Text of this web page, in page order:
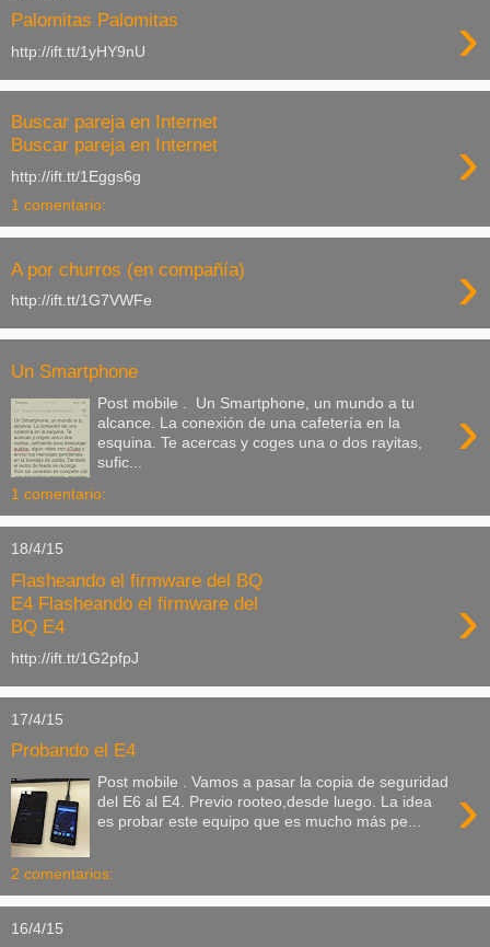
Palomitas Palomitas ›
http://ift.tt/1yHY9nU
Buscar pareja en Internet
Buscar pareja en Internet
›
http://ift.tt/1Eggs6g
1 comentario:
A por churros (en compañía) ›
http://ift.tt/1G7VWFe
Un Smartphone
›
Post mobile . Un Smartphone, un mundo a tu
alcance. La conexión de una cafetería en la
esquina. Te acercas y coges una o dos rayitas,
sufic...
1 comentario:
18/4/15
Flasheando el firmware del BQ
E4 Flasheando el firmware del
BQ E4
›
http://ift.tt/1G2pfpJ
17/4/15
Probando el E4
›
Post mobile . Vamos a pasar la copia de seguridad
del E6 al E4. Previo rooteo,desde luego. La idea
es probar este equipo que es mucho más pe...
2 comentarios:
16/4/15